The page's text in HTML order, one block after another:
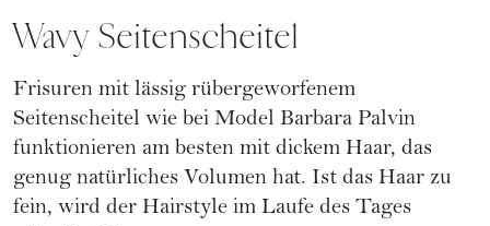
Wavy Seitenscheitel
Frisuren mit lässig rübergeworfenem
Seitenscheitel wie bei Model Barbara Palvin
funktionieren am besten mit dickem Haar, das
genug natürliches Volumen hat. Ist das Haar zu
fein, wird der Hairstyle im Laufe des Tages